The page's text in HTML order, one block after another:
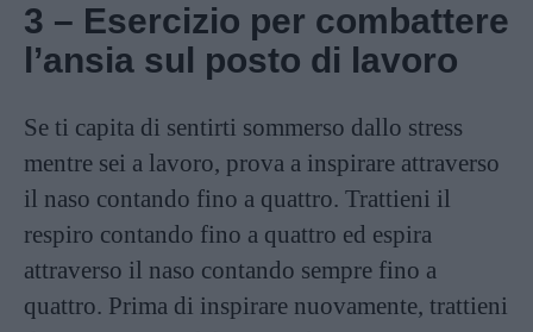
3 – Esercizio per combattere
l’ansia sul posto di lavoro
Se ti capita di sentirti sommerso dallo stress
mentre sei a lavoro, prova a inspirare attraverso
il naso contando fino a quattro. Trattieni il
respiro contando fino a quattro ed espira
attraverso il naso contando sempre fino a
quattro. Prima di inspirare nuovamente, trattieni